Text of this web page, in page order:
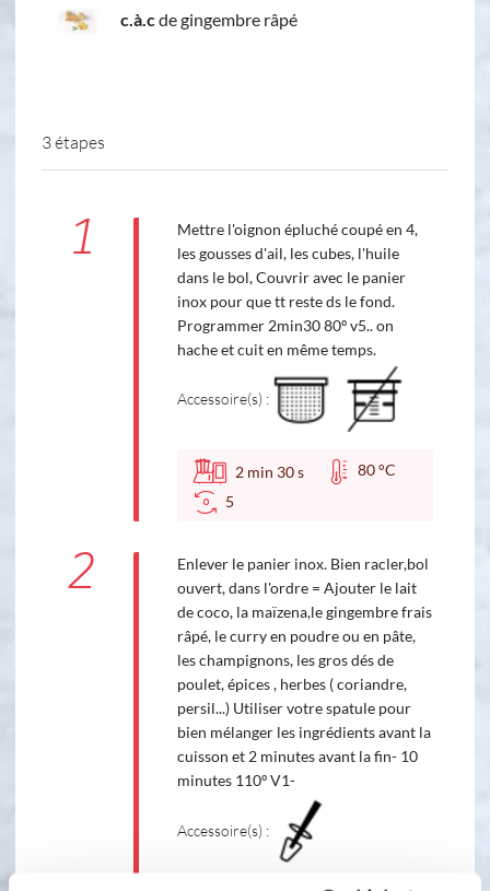
c.à.cde gingembre râpé
3 étapes
1
Mettre l'oignon épluché coupé en 4,
les gousses d'ail, les cubes, l'huile
dans le bol, Couvrir avec le panier
inox pour que tt reste ds le fond.
Programmer 2min30 80º v5.. on
hache et cuit en même temps.
Accessoire(s) :
2 min 30s
80 °C
5
2
Enlever le panier inox. Bien racler,bol
ouvert, dans l'ordre = Ajouter le lait
de coco, la maïzena,le gingembre frais
râpé, le curry en poudre ou en pâte,
les champignons, les gros dés de
poulet, épices , herbes ( coriandre,
persil...) Utiliser votre spatule pour
bien mélanger les ingrédients avant la
cuisson et 2 minutes avant la fin- 10
minutes 110º V1-
Accessoire(s) :